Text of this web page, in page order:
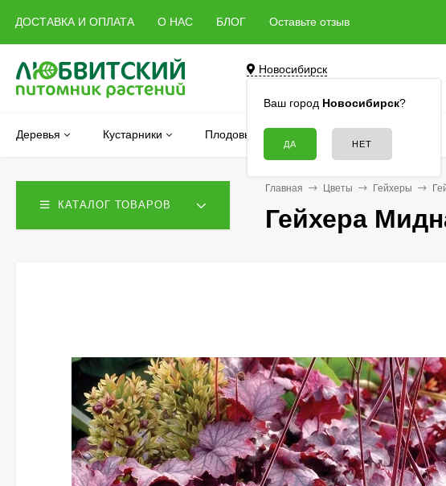
ДОСТАВКА И ОПЛАТА О НАС БЛОГ Оставьте отзыв
Новосибирск
Ваш город Новосибирск?
Деревья Кустарники Плодовые Хвойные Цветы
КАТАЛОГ ТОВАРОВ
Главная Цветы Гейхеры
Гейхера